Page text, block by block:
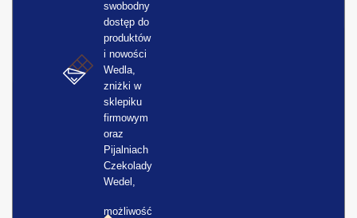
swobodny
dostęp do
produktów
i nowości
Wedla,
zniżki w
sklepiku
firmowym
oraz
Pijalniach
Czekolady
Wedel,
możliwość